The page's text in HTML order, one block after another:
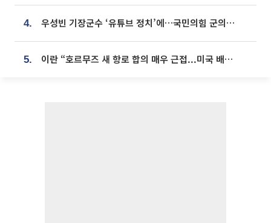
4. 우성빈 기장군수 ‘유튜브 정치’에…국민의힘 군의원들 집단 반발
5. 이란 “호르무즈 새 항로 합의 매우 근접...미국 배상 먼저”